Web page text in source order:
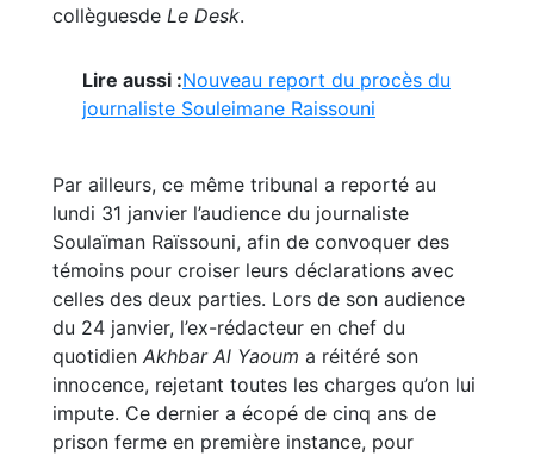
collèguesde Le Desk.
Lire aussi :Nouveau report du procès du
journaliste Souleimane Raissouni
Par ailleurs, ce même tribunal a reporté au
lundi 31 janvier l’audience du journaliste
Soulaïman Raïssouni, afin de convoquer des
témoins pour croiser leurs déclarations avec
celles des deux parties. Lors de son audience
du 24 janvier, l’ex-rédacteur en chef du
quotidien Akhbar Al Yaoum a réitéré son
innocence, rejetant toutes les charges qu’on lui
impute. Ce dernier a écopé de cinq ans de
prison ferme en première instance, pour